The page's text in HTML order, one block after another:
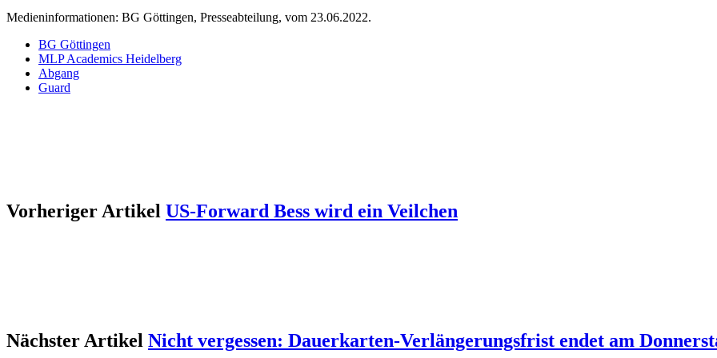
Medieninformationen: BG Göttingen, Presseabteilung, vom 23.06.2022.
BG Göttingen
MLP Academics Heidelberg
Abgang
Guard
Vorheriger Artikel US-Forward Bess wird ein Veilchen
Nächster Artikel Nicht vergessen: Dauerkarten-Verlängerungsfrist endet am